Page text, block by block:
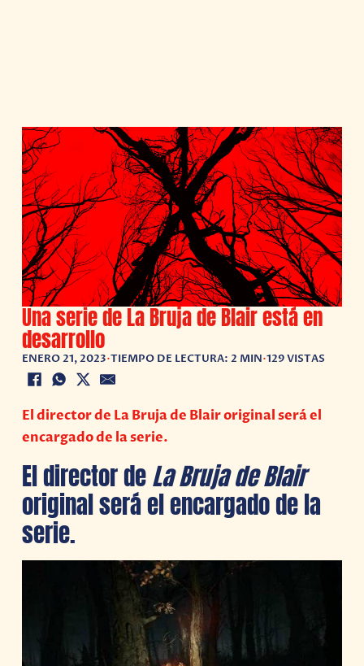
Una serie de La Bruja de Blair está en
desarrollo
ENERO 21, 2023•TIEMPO DE LECTURA: 2 MIN•129 VISTAS
El director de La Bruja de Blair original será el
encargado de la serie.
El director deLa Bruja de Blair
original será el encargado de la
serie.